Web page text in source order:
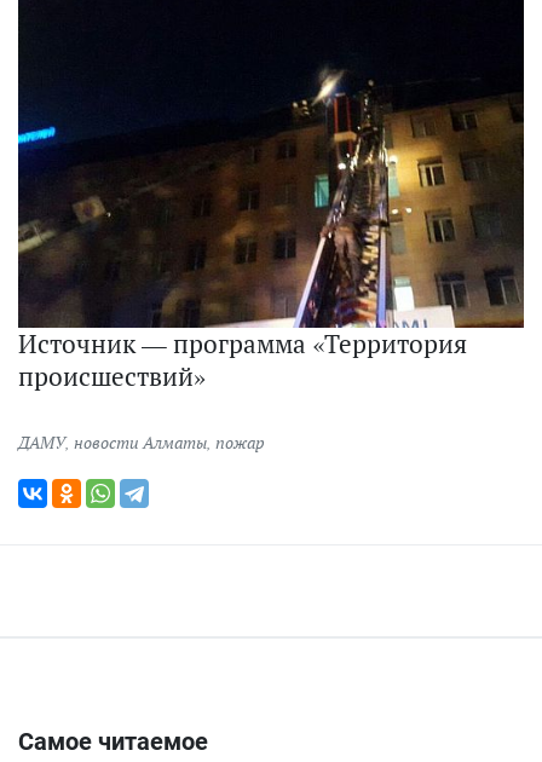
Источник — программа «Территория
происшествий»
ДАМУ, новости Алматы пожар
Самое читаемое